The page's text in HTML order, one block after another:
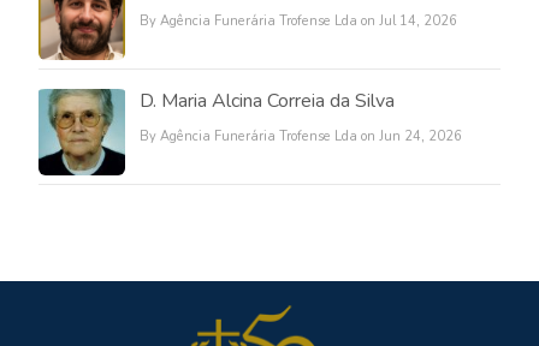
By Agência Funerária Trofense Lda on Jul 14, 2026
D. Maria Alcina Correia da Silva
By Agência Funerária Trofense Lda on Jun 24, 2026